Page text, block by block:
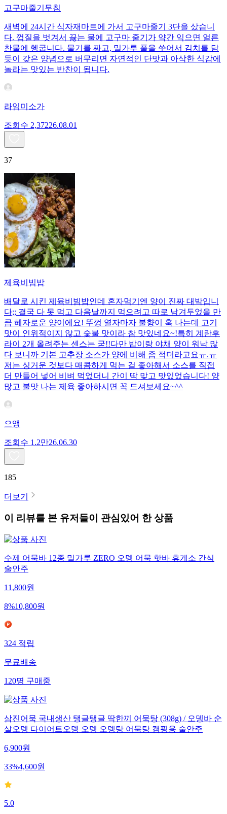
고구마줄기무침
새벽에 24시간 식자재마트에 가서 고구마줄기 3단을 샀습니
다. 껍질을 벗겨서 끓는 물에 고구마 줄기가 약간 익으면 얼른
찬물에 헹굽니다. 물기를 짜고, 밀가루 풀을 쑤어서 김치를 담
듯이 갖은 양념으로 버무리면 자연적인 단맛과 아삭한 식감에
놀라는 맛있는 반찬이 됩니다.
라임미소가
조회수 2,37226.08.01
37
제육비빔밥
배달로 시킨 제육비빔밥인데 혼자먹기엔 양이 진짜 대박입니
다;; 결국 다 못 먹고 다음날까지 먹으려고 따로 남겨두었을 만
큼 혜자로운 양이에요! 뚜껑 열자마자 불향이 훅 나는데 고기
맛이 인위적이지 않고 숯불 맛이라 참 맛있네요~!특히 계란후
라이 2개 올려주는 센스는 굳!! ​다만 밥이랑 야채 양이 워낙 많
다 보니까 기본 고추장 소스가 양에 비해 좀 적더라고요ㅠ.ㅠ
저는 싱거운 것보다 매콤하게 먹는 걸 좋아해서 소스를 직접
더 만들어 넣어 비벼 먹었더니 간이 딱 맞고 맛있었습니다! 양
많고 불맛 나는 제육 좋아하시면 꼭 드셔보세요~^^
으앵
조회수 1.2만26.06.30
185
더보기
이 리뷰를 본 유저들이 관심있어 한 상품
수제 어묵바 12종 밀가루 ZERO 오뎅 어묵 핫바 휴게소 간식
술안주
11,800원
8%10,800원
324 적립
무료배송
120명 구매중
삼진어묵 국내생산 탱글탱글 딱한끼 어묵탕 (308g) / 오뎅바 순
살오뎅 다이어트오뎅 오뎅 오뎅탕 어묵탕 캠핑용 술안주
6,900원
33%4,600원
5.0